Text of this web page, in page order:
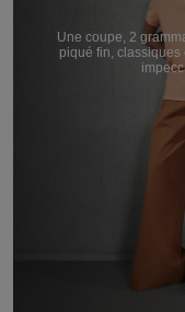
Une coupe, 2
piqué fin,